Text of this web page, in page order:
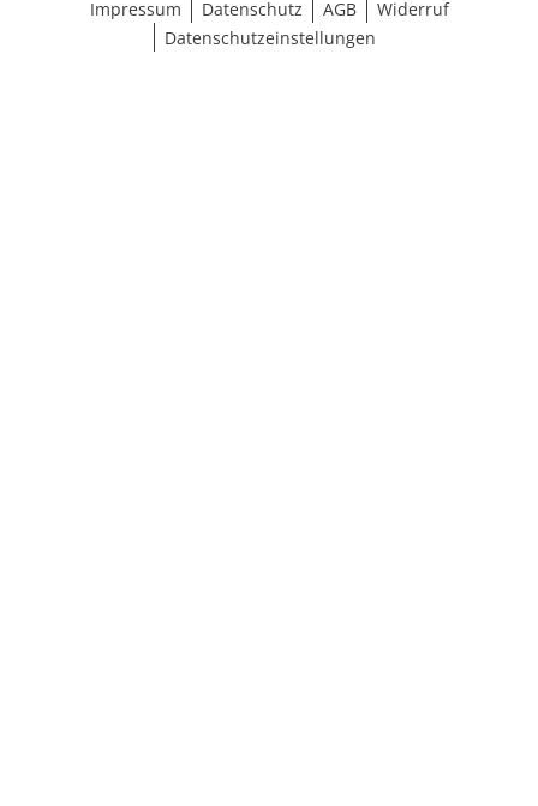
Impressum
Datenschutz AGB
Widerruf
Datenschutzeinstellungen